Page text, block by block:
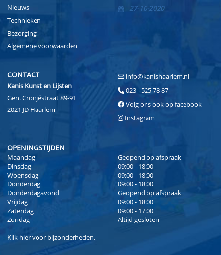
Nieuws
Technieken
Bezorging
Algemene voorwaarden
27-10-2020
CONTACT
Kanis Kunst en Lijsten
Gen. Cronjéstraat 89-91
2021 JD Haarlem
info@kanishaarlem.nl
023 - 525 78 87
Volg ons ook op facebook
Instagram
OPENINGSTIJDEN
Maandag
Geopend op afspraak
Dinsdag
09:00 - 18:00
Woensdag
09:00 - 18:00
Donderdag
09:00 - 18:00
Donderdagavond
Geopend op afspraak
Vrijdag
09:00 - 18:00
Zaterdag
09:00 - 17:00
Zondag
Altijd gesloten
Klik hiervoor bijzonderheden.